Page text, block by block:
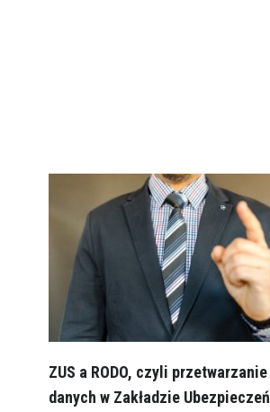
ZUS a RODO, czyli przetwarzanie
danych w Zakładzie Ubezpieczeń